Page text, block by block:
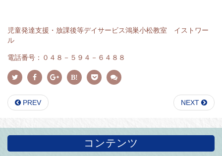
児童発達支援・放課後等デイサービス鴻巣小松教室 イストワー
ル
電話番号：０４８－５９４－６４８８
PREV NEXT
コンテンツ